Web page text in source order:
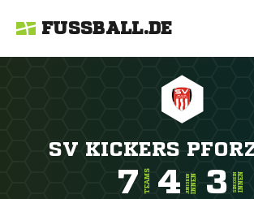
FUSSBALL.DE
SV KICKERS
7 TEAMS 4 JUNIORENINNEN 3 SENIORENINNEN